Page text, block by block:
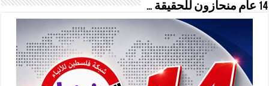
14 عام منحازون للحقيقة …